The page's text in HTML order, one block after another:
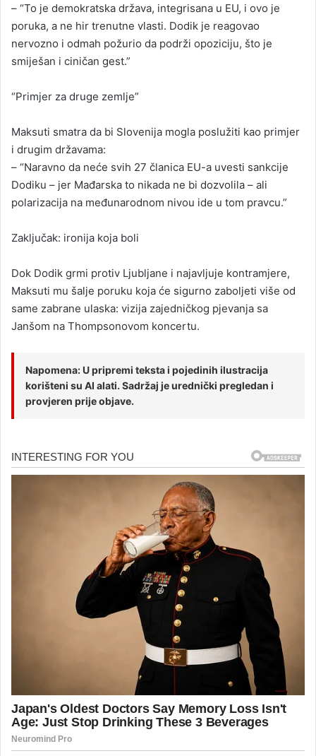
– “To je demokratska država, integrisana u EU, i ovo je
poruka, a ne hir trenutne vlasti. Dodik je reagovao
nervozno i odmah požurio da podrži opoziciju, što je
smiješan i ciničan gest.”
“Primjer za druge zemlje”
Maksuti smatra da bi Slovenija mogla poslužiti kao primjer
i drugim državama:
– “Naravno da neće svih 27 članica EU-a uvesti sankcije
Dodiku – jer Mađarska to nikada ne bi dozvolila – ali
polarizacija na međunarodnom nivou ide u tom pravcu.”
Zaključak: ironija koja boli
Dok Dodik grmi protiv Ljubljane i najavljuje kontramjere,
Maksuti mu šalje poruku koja će sigurno zaboljeti više od
same zabrane ulaska: vizija zajedničkog pjevanja sa
Janšom na Thompsonovom koncertu.
Napomena: U pripremi teksta i pojedinih ilustracija
korišteni su AI alati. Sadržaj je urednički pregledan i
provjeren prije objave.